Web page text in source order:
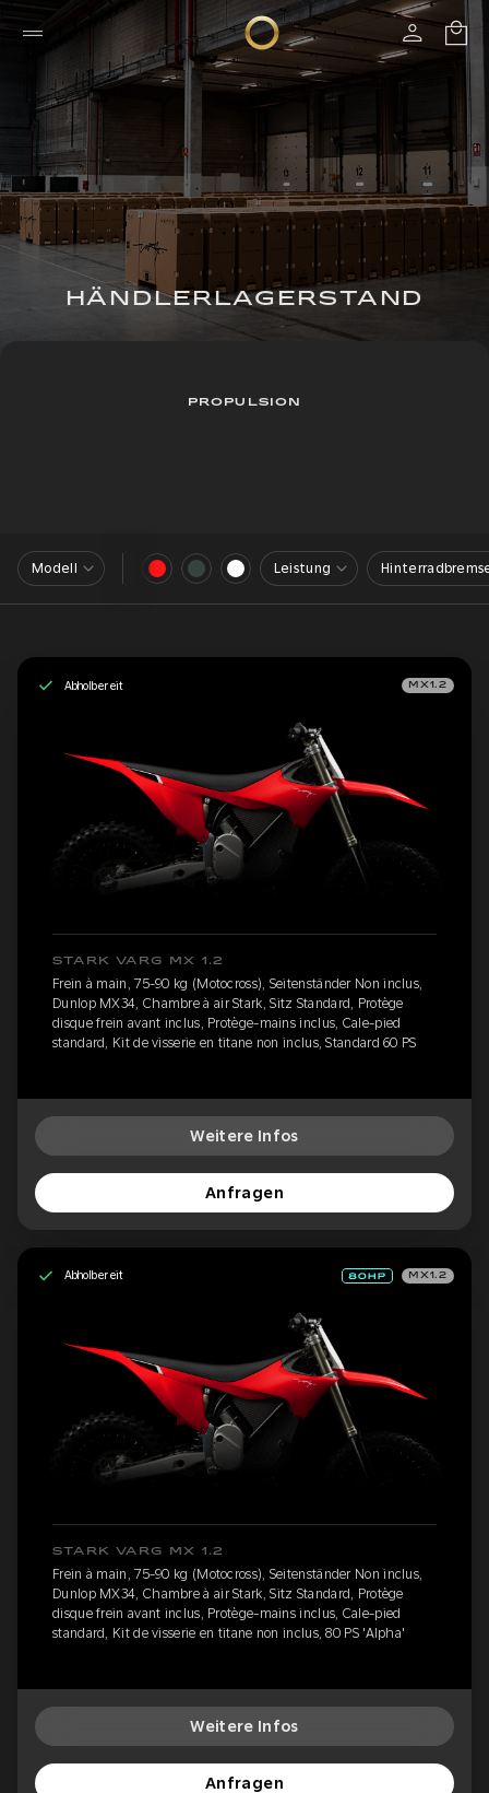
HÄNDLERLAGERSTAND
PROPULSION
Modell Leistung
Abholbereit MX1.2
STARK VARG MX 1.2
Frein à main, 75-90 kg (Motocross), Seitenständer Non inclus,
Dunlop MX34, Chambre à air Stark, Sitz Standard, Protège
disque frein avant inclus, Protège-mains inclus, Cale-pied
standard, Kit de visserie en titane non inclus, Standard 60 PS
Weitere Infos
Anfragen
Abholbereit MX1.2
STARK VARG MX 1.2
Frein à main, 75-90 kg (Motocross), Seitenständer Non inclus,
Dunlop MX34, Chambre à air Stark, Sitz Standard, Protège
disque frein avant inclus, Protège-mains inclus, Cale-pied
standard, Kit de visserie en titane non inclus, 80 PS 'Alpha'
Weitere Infos
Anfragen